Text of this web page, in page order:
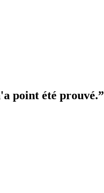
point été prouvé.”